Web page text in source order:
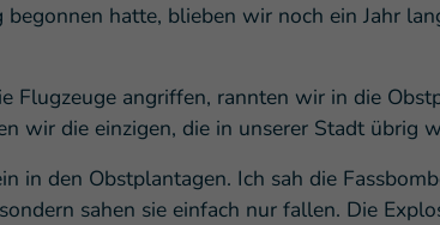
begonnen hatte, blieben wir noch ein Jahr
Flugzeuge angriffen, rannten wir in die
wir die einzigen, die in unserer Stadt
in den Obstplantagen. Ich sah die
sahen sie einfach nur fallen. Die